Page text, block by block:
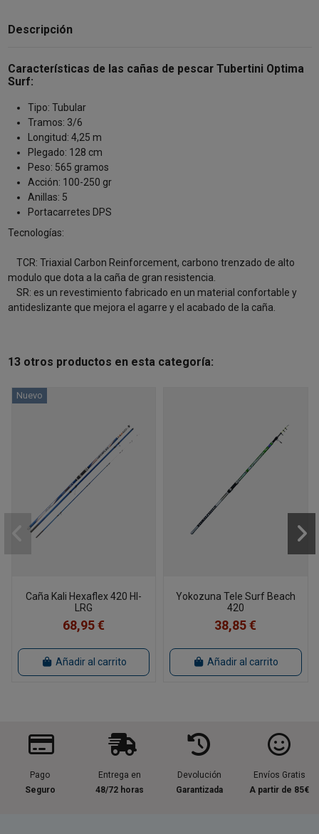
Descripción
Características de las cañas de pescar Tubertini Optima
Surf:
Tipo: Tubular
Tramos: 3/6
Longitud: 4,25 m
Plegado: 128 cm
Peso: 565 gramos
Acción: 100-250 gr
Anillas: 5
Portacarretes DPS
Tecnologías:
TCR: Triaxial Carbon Reinforcement, carbono trenzado de alto
modulo que dota a la caña de gran resistencia.
SR: es un revestimiento fabricado en un material confortable y
antideslizante que mejora el agarre y el acabado de la caña.
13 otros productos en esta categoría:
Nuevo
Caña Kali Hexaflex 420 HI-
LRG
68,95 €
Añadir al carrito
Yokozuna Tele Surf Beach
420
38,85 €
Añadir al carrito
Pago
Seguro
Entrega en
48/72 horas
Devolución
Garantizada
Envíos Gratis
A partir de 85€